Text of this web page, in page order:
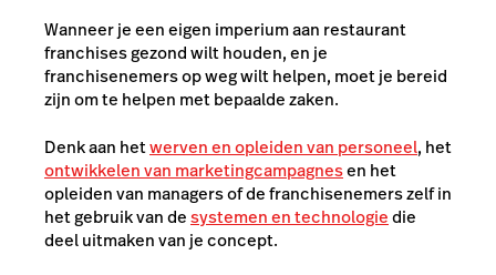
Wanneer je een eigen imperium aan restaurant
franchises gezond wilt houden, en je
franchisenemers op weg wilt helpen, moet je bereid
zijn om te helpen met bepaalde zaken.
Denk aan hetwerven en opleiden van personeel, het
ontwikkelen van marketingcampagnesen het
opleiden van managers of de franchisenemers zelf in
het gebruik van desystemen en technologiedie
deel uitmaken van je concept.